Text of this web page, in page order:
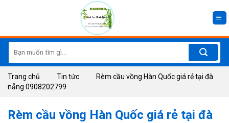
for:
Trang chủ Tin tức
Rèm cầu vồng Hàn Quốc giá rẻ tại đà
nẵng 0908202799
Rèm cầu vồng Hàn Quốc giá rẻ tại đà